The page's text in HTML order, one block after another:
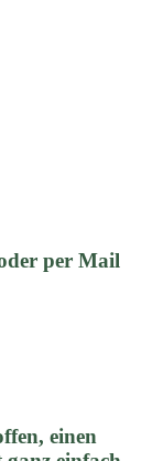
per Mail
einen